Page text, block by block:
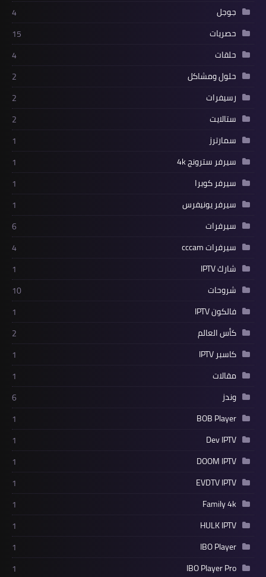
جوجل
4
حصريات
15
حلقات
4
حلول ومشاكل
2
رسيفرات
2
ستالايت
2
سمارترز
1
سيرفر سترونج 4k
1
سيرفر كوبرا
1
سيرفر يونيفرس
1
سيرفرات
6
سيرفرات cccam
4
شارك IPTV
1
شروحات
10
فالكون IPTV
1
كأس العالم
2
كاسبر IPTV
1
مقالات
1
وندز
6
BOB Player
1
Dev IPTV
1
DOOM IPTV
1
EVDTV IPTV
1
Family 4k
1
HULK IPTV
1
IBO Player
1
IBO Player Pro
1